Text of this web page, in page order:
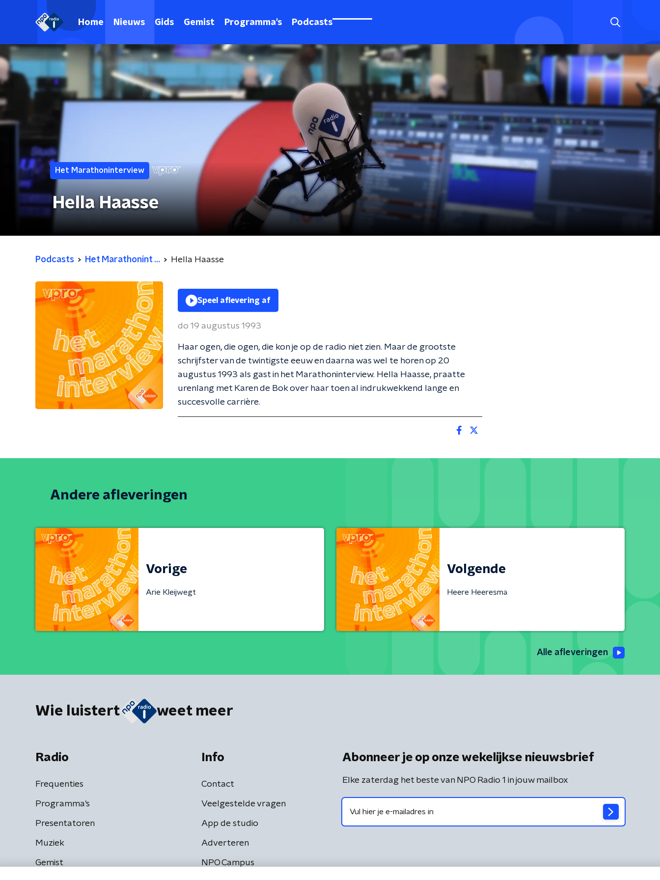
Home Nieuws Gids Gemist Programma's Podcasts
Het Marathoninterview
Hella Haasse
Podcasts Het Marathonint ... Hella Haasse
Speel aflevering af
do 19 augustus 1993
Haar ogen, die ogen, die kon je op de radio niet zien. Maar de grootste
schrijfster van de twintigste eeuw en daarna was wel te horen op 20
augustus 1993 als gast in het Marathoninterview. Hella Haasse, praatte
urenlang met Karen de Bok over haar toen al indrukwekkend lange en
succesvolle carrière.
Andere afleveringen
Vorige
Arie Kleijwegt
Volgende
Heere Heeresma
Alle afleveringen
Wie luistert weet meer
Radio
Frequenties
Programma's
Presentatoren
Muziek
Gemist
Info
Contact
Veelgestelde vragen
App de studio
Adverteren
NPO Campus
Abonneer je op onze wekelijkse nieuwsbrief
Elke zaterdag het beste van NPO Radio 1 in jouw mailbox